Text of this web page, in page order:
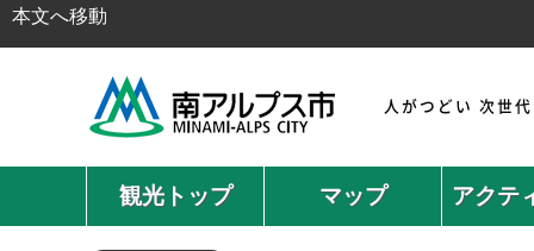
本文へ移動
人がつどい 次世
観光トップ マップ アクテ